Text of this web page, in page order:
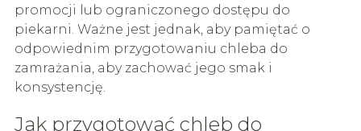
promocji lub ograniczonego dostępu do
piekarni. Ważne jest jednak, aby pamiętać o
odpowiednim przygotowaniu chleba do
zamrażania, aby zachować jego smak i
konsystencję.
Jak przygotować chleb do